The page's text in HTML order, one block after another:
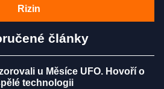
Rizin
články
u Měsíce UFO. Hovoří o
technologii